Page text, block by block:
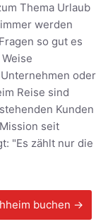
Thema Urlaub
werden
so gut es
oder
Reise sind
Kunden
seit
"Es zählt nur die
buchen →